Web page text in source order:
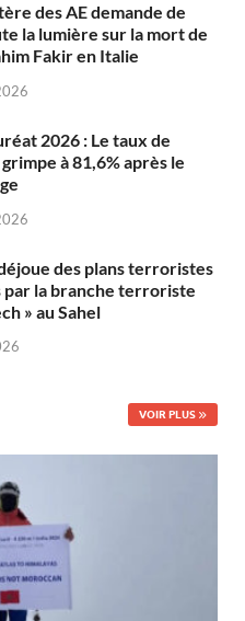
des AE demande de
la lumière sur la mort de
Fakir en Italie
2026 : Le taux de
à 81,6% après le
des plans terroristes
par la branche terroriste
» au Sahel
VOIR PLUS